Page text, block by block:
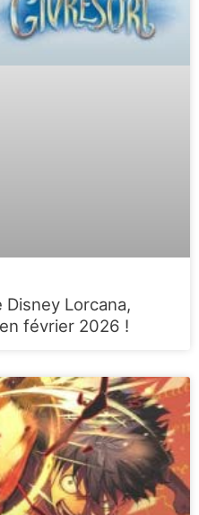
Disney Lorcana,
février 2026 !